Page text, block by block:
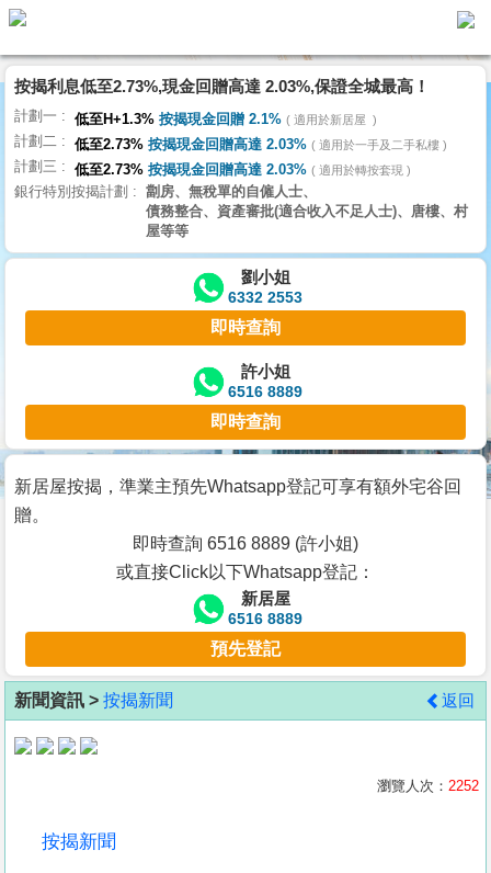
代
理
主
頁
搵
樓/
交
業
主
宅
谷
按
客
地
產
按揭利息低至2.73%,現金回贈高達 2.03%,保證全城最高！
計劃一 低至H+1.3% 按揭現金回贈 2.1% 適用於新居屋
計劃二 低至2.73% 按揭現金回贈高達 2.03% 適用於一手及二手私樓
計劃三 低至2.73% 按揭現金回贈高達 2.03% 適用於轉按套現
銀行特別按揭計劃
劏房、無稅單的自僱人士、
債務整合、資產審批(適合收入不足人士)、唐樓、村
屋等等
劉小姐
6332 2553
即時查詢
許小姐
6516 8889
即時查詢
新居屋按揭，準業主預先Whatsapp登記可享有額外宅谷回
贈。
即時查詢 6516 8889 (許小姐)
或直接Click以下Whatsapp登記：
新居屋
6516 8889
預先登記
新聞資訊 > 按揭新聞 返回
瀏覽人次： 2252
按揭新聞